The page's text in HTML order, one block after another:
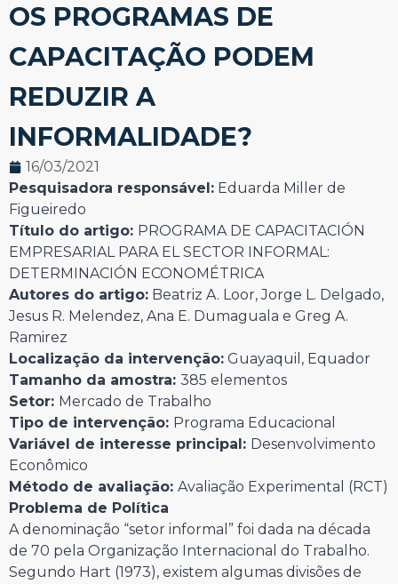
OS PROGRAMAS DE
CAPACITAÇÃO PODEM
REDUZIR A
INFORMALIDADE?
16/03/2021
Pesquisadora responsável: Eduarda Miller de
Figueiredo
Título do artigo: PROGRAMA DE CAPACITACIÓN
EMPRESARIAL PARA EL SECTOR INFORMAL:
DETERMINACIÓN ECONOMÉTRICA
Autores do artigo: Beatriz A. Loor, Jorge L. Delgado,
Jesus R. Melendez, Ana E. Dumaguala e Greg A.
Ramirez
Localização da intervenção: Guayaquil, Equador
Tamanho da amostra: 385 elementos
Setor: Mercado de Trabalho
Tipo de intervenção: Programa Educacional
Variável de interesse principal: Desenvolvimento
Econômico
Método de avaliação: Avaliação Experimental (RCT)
Problema de Política
A denominação “setor informal” foi dada na década
de 70 pela Organização Internacional do Trabalho.
Segundo Hart (1973), existem algumas divisões de